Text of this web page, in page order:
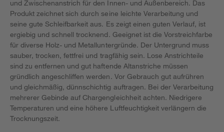
und Zwischenanstrich für den Innen- und Außenbereich. Das
Produkt zeichnet sich durch seine leichte Verarbeitung und
seine gute Schleifbarkeit aus. Es zeigt einen guten Verlauf, ist
ergiebig und schnell trocknend. Geeignet ist die Vorstreichfarbe
für diverse Holz- und Metalluntergründe. Der Untergrund muss
sauber, trocken, fettfrei und tragfähig sein. Lose Anstrichteile
sind zu entfernen und gut haftende Altanstriche müssen
gründlich angeschliffen werden. Vor Gebrauch gut aufrühren
und gleichmäßig, dünnschichtig auftragen. Bei der Verarbeitung
mehrerer Gebinde auf Chargengleichheit achten. Niedrigere
Temperaturen und eine höhere Luftfeuchtigkeit verlängern die
Trocknungszeit.